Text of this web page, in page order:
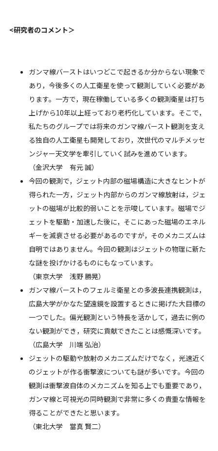
<研究者のコメント＞
ガンマ線バーストはいつどこで起きるか分からない現象で
あり，今後多くの人工衛星を使って観測していく必要があ
ります。一方で，現在稼働している多くの観測衛星は打ち
上げから10年以上経っており老朽化しています。そこで，
私たちのグループでは将来のガンマ線バースト観測を支え
る独自の人工衛星も開発しており，次世代のマルチメッセ
ンジャー天文学を牽引していく試みを進めています。
（金沢大学 有元 誠）
今回の観測で，ジェット内部の磁場構造に大きなヒントが
得られた一方，ジェット内部からのガンマ線放射は，ジェ
ットの磁場が比較的弱いことを示唆しています。磁場でジ
ェットを駆動・加速した後に，そこにあった磁場のエネル
ギーを減衰させる必要があるのですが，そのメカニズムは
自明ではありません。今回の観測はジェットの物理に新た
な謎を投げかけるものにもなっています。
（東京大学 浅野 勝晃）
ガンマ線バーストのフェルミ衛星との多波長連携観測は，
広島大学がかなた望遠鏡を設置するときに掲げた大目標の
一つでした。偏光観測という特長を活かして，過去に例の
ない観測ができ，研究に貢献できたことは感慨深いです。
（広島大学 川端 弘治）
ジェットの駆動や放射のメカニズムだけでなく，光速近く
のジェットが作る衝撃波についても謎が多いです。今回の
観測は衝撃波自体のメカニズムを知る上でも重要であり，
ガンマ線と可視光の同時観測で非常に多くの貴重な情報を
得ることができたと思います。
（東北大学 當真 賢二）